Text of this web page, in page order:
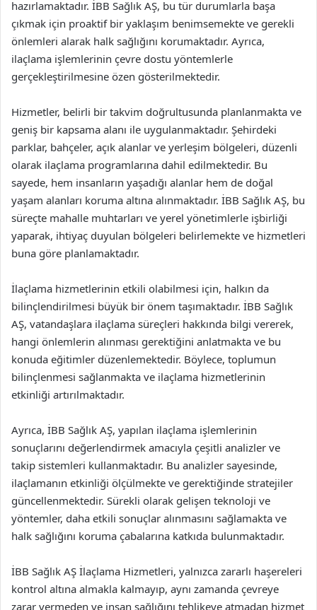
hazırlamaktadır. İBB Sağlık AŞ, bu tür durumlarla başa
çıkmak için proaktif bir yaklaşım benimsemekte ve gerekli
önlemleri alarak halk sağlığını korumaktadır. Ayrıca,
ilaçlama işlemlerinin çevre dostu yöntemlerle
gerçekleştirilmesine özen gösterilmektedir.
Hizmetler, belirli bir takvim doğrultusunda planlanmakta ve
geniş bir kapsama alanı ile uygulanmaktadır. Şehirdeki
parklar, bahçeler, açık alanlar ve yerleşim bölgeleri, düzenli
olarak ilaçlama programlarına dahil edilmektedir. Bu
sayede, hem insanların yaşadığı alanlar hem de doğal
yaşam alanları koruma altına alınmaktadır. İBB Sağlık AŞ, bu
süreçte mahalle muhtarları ve yerel yönetimlerle işbirliği
yaparak, ihtiyaç duyulan bölgeleri belirlemekte ve hizmetleri
buna göre planlamaktadır.
İlaçlama hizmetlerinin etkili olabilmesi için, halkın da
bilinçlendirilmesi büyük bir önem taşımaktadır. İBB Sağlık
AŞ, vatandaşlara ilaçlama süreçleri hakkında bilgi vererek,
hangi önlemlerin alınması gerektiğini anlatmakta ve bu
konuda eğitimler düzenlemektedir. Böylece, toplumun
bilinçlenmesi sağlanmakta ve ilaçlama hizmetlerinin
etkinliği artırılmaktadır.
Ayrıca, İBB Sağlık AŞ, yapılan ilaçlama işlemlerinin
sonuçlarını değerlendirmek amacıyla çeşitli analizler ve
takip sistemleri kullanmaktadır. Bu analizler sayesinde,
ilaçlamanın etkinliği ölçülmekte ve gerektiğinde stratejiler
güncellenmektedir. Sürekli olarak gelişen teknoloji ve
yöntemler, daha etkili sonuçlar alınmasını sağlamakta ve
halk sağlığını koruma çabalarına katkıda bulunmaktadır.
İBB Sağlık AŞ İlaçlama Hizmetleri, yalnızca zararlı haşereleri
kontrol altına almakla kalmayıp, aynı zamanda çevreye
zarar vermeden ve insan sağlığını tehlikeye atmadan hizmet